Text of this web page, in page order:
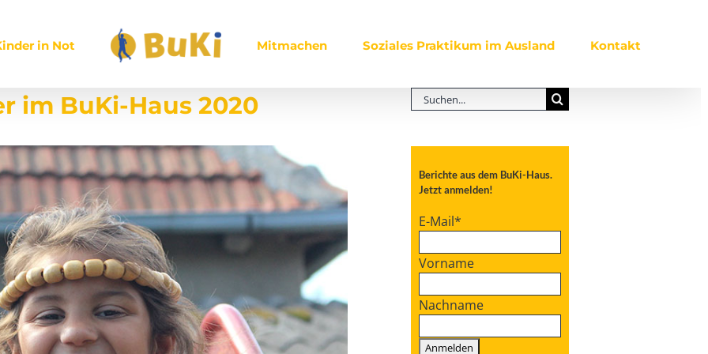
in Not Mitmachen Soziales Praktikum im Ausland Kontakt
im BuKi-Haus 2020
Suche
nach:
Berichte aus dem BuKi-Haus.
Jetzt anmelden!
E-Mail*
Vorname
Nachname